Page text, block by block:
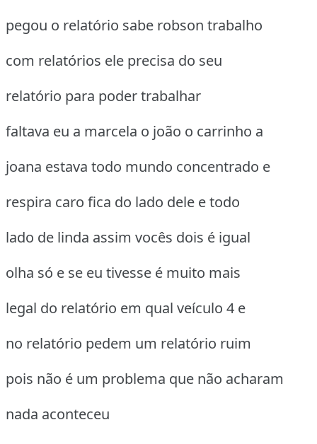
pegou o relatório sabe robson trabalho
com relatórios ele precisa do seu
relatório para poder trabalhar
faltava eu a marcela o joão o carrinho a
joana estava todo mundo concentrado e
respira caro fica do lado dele e todo
lado de linda assim vocês dois é igual
olha só e se eu tivesse é muito mais
legal do relatório em qual veículo 4 e
no relatório pedem um relatório ruim
pois não é um problema que não acharam
nada aconteceu